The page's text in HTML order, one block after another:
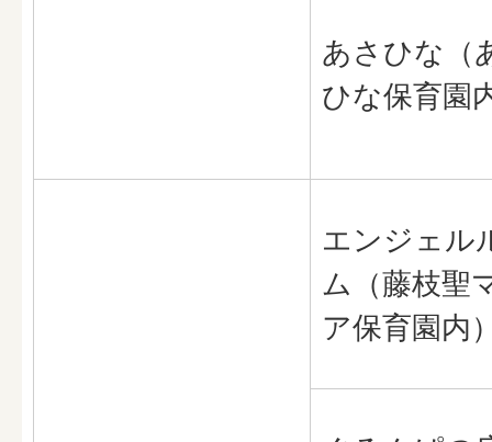
あさひな（
ひな保育園
エンジェル
ム（藤枝聖
ア保育園内